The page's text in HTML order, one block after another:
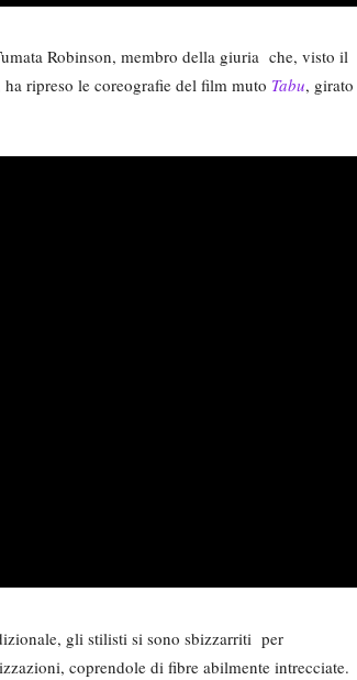
Robinson, membro della giuria che, visto il
ripreso le coreografie del film muto Tabu, girato
gli stilisti si sono sbizzarriti per
coprendole di fibre abilmente intrecciate.